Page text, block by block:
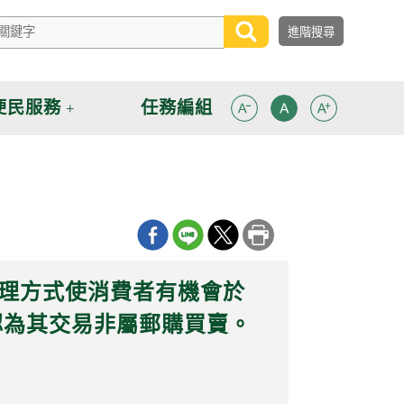
民服務 任務編組
方式使消費者有機會於
其交易非屬郵購買賣。